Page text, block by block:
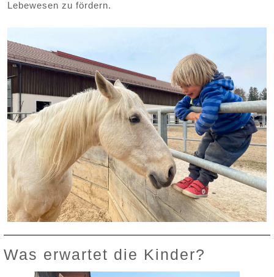
Lebewesen zu fördern.
Was erwartet die Kinder?